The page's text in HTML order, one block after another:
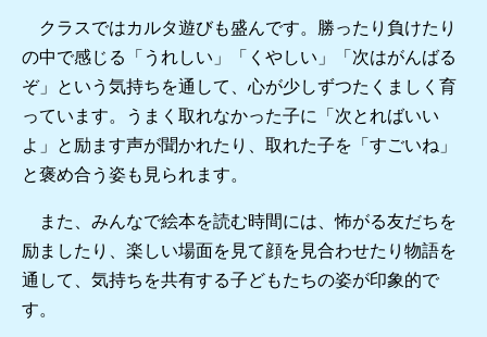
クラスではカルタ遊びも盛んです。勝ったり負けたり
の中で感じる「うれしい」「くやしい」「次はがんばる
ぞ」という気持ちを通して、心が少しずつたくましく育
っています。うまく取れなかった子に「次とればいい
よ」と励ます声が聞かれたり、取れた子を「すごいね」
と褒め合う姿も見られます。
また、みんなで絵本を読む時間には、怖がる友だちを
励ましたり、楽しい場面を見て顔を見合わせたり物語を
通して、気持ちを共有する子どもたちの姿が印象的で
す。